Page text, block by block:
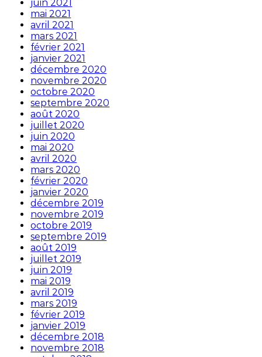
juin 2021
mai 2021
avril 2021
mars 2021
février 2021
janvier 2021
décembre 2020
novembre 2020
octobre 2020
septembre 2020
août 2020
juillet 2020
juin 2020
mai 2020
avril 2020
mars 2020
février 2020
janvier 2020
décembre 2019
novembre 2019
octobre 2019
septembre 2019
août 2019
juillet 2019
juin 2019
mai 2019
avril 2019
mars 2019
février 2019
janvier 2019
décembre 2018
novembre 2018